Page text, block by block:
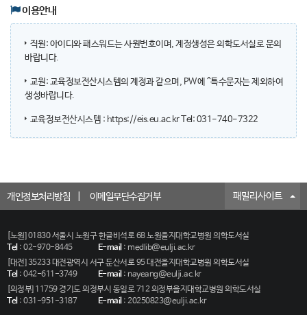
이용안내
직원: 아이디와 패스워드는 사원번호이며, 계정생성은 의학도서실로 문의
바랍니다.
교원: 교육정보전산시스템의 계정과 같으며, PW에 ^특수문자는 제외하여
생성바랍니다.
교육정보전산시스템 : https://eis.eu.ac.kr Tel: 031-740-7322
개인정보처리방침 이메일무단수집거부 패밀리사이트
[노원] 01830 서울시 노원구 한글비석로 68 노원을지대학교병원 의학도서실
Tel: 02-970-8445 E-mail: medlib@eulji.ac.kr
[대전] 35233 대전광역시 서구 둔산서로 95 대전을지대학교병원 의학도서실
Tel: 042-611-3749 E-mail: nayeang@eulji.ac.kr
[의정부] 11759 경기도 의정부시 동일로 712 의정부을지대학교병원 의학도서실
Tel: 031-951-3187 E-mail: 20250823@eulji.ac.kr